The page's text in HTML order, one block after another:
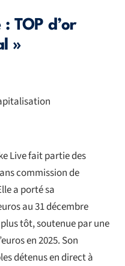
TOP d’or
»
Live fait partie des
commission de
a porté sa
au 31 décembre
tôt, soutenue par une
en 2025. Son
détenus en direct à